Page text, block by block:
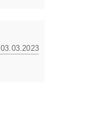
03.03.2023